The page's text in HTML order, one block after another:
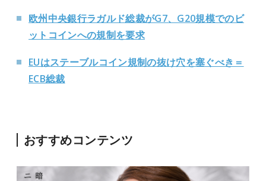
欧州中央銀行ラガルド総裁がG7、G20規模でのビ
ットコインへの規制を要求
EUはステーブルコイン規制の抜け穴を塞ぐべき＝
ECB総裁
おすすめコンテンツ